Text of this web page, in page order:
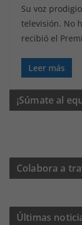
Su voz
televisión. No
recibió el
Leer más
¡Súmate al
Colabora a
Últimas